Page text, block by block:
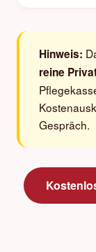
Hinweis:
reine
Gespräch.